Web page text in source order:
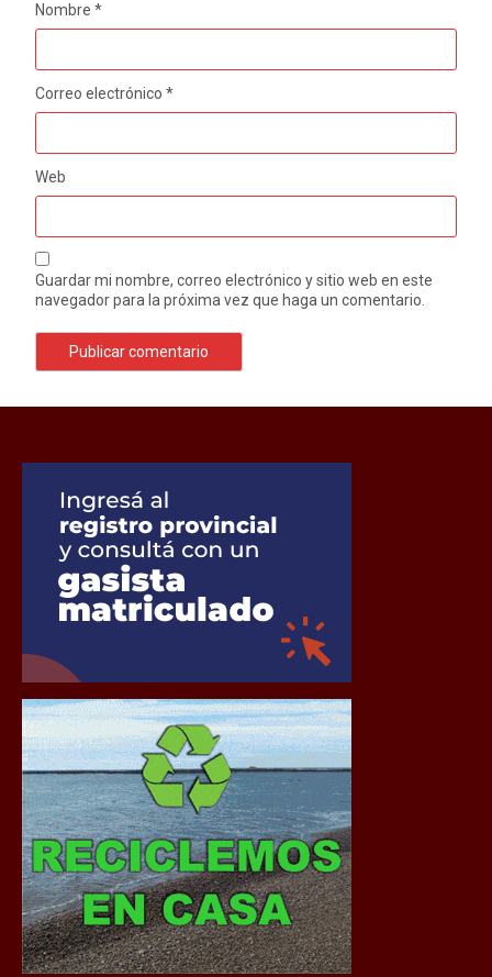
Nombre*
Correo electrónico*
Web
Guardar mi nombre, correo electrónico y sitio web en este
navegador para la próxima vez que haga un comentario.